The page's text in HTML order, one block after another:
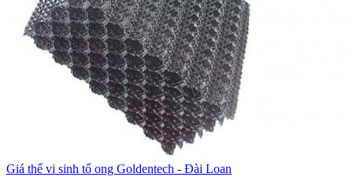
Giá thế vi sinh tổ ong Goldentech - Đài Loan